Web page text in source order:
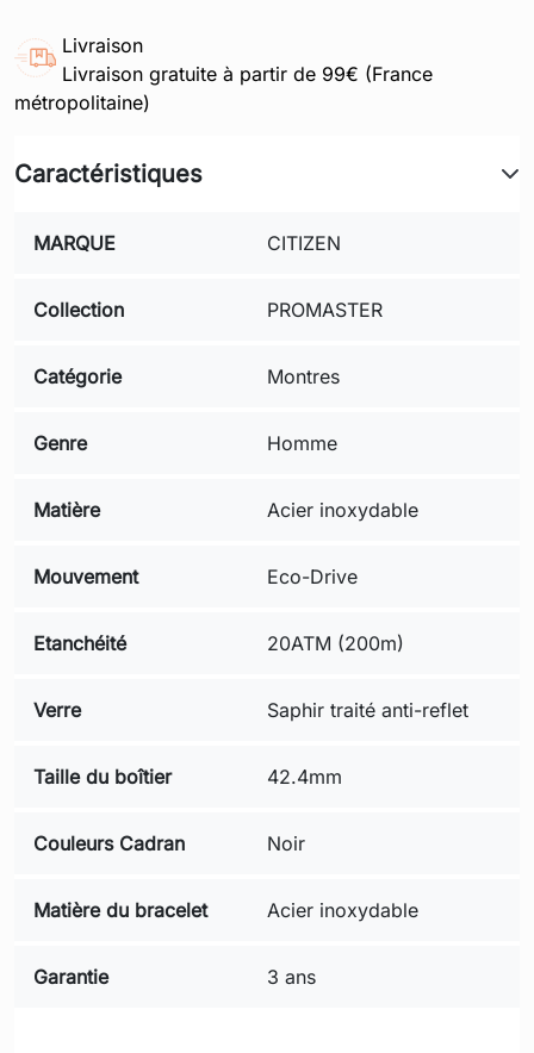
Livraison
Livraison gratuite à partir de 99€ (France
métropolitaine)
Caractéristiques
MARQUE CITIZEN
Collection PROMASTER
Catégorie Montres
Genre Homme
Matière Acier inoxydable
Mouvement Eco-Drive
Etanchéité 20ATM (200m)
Verre Saphir traité anti-reflet
Taille du boîtier 42.4mm
Couleurs Cadran Noir
Matière du bracelet Acier inoxydable
Garantie 3 ans